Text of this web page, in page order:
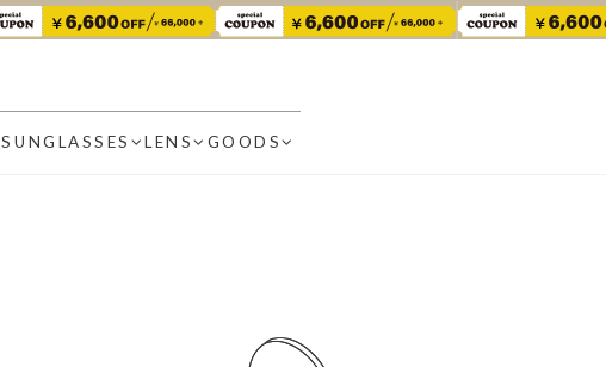
SUNGLASSES LENS GOODS